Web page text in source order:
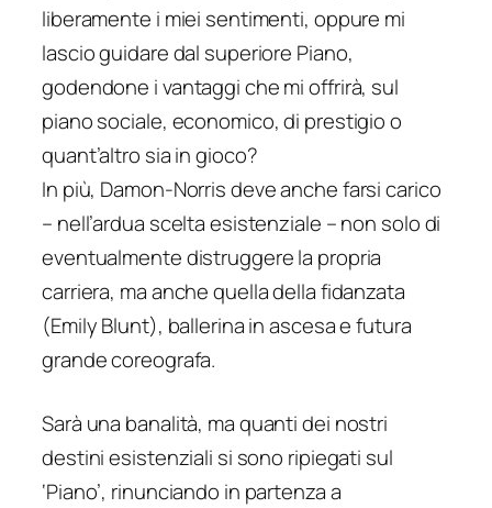
liberamente i miei sentimenti, oppure mi
lascio guidare dal superiore Piano,
godendone i vantaggi che mi offrirà, sul
piano sociale, economico, di prestigio o
quant’altro sia in gioco?
In più, Damon-Norris deve anche farsi carico
– nell’ardua scelta esistenziale – non solo di
eventualmente distruggere la propria
carriera, ma anche quella della fidanzata
(Emily Blunt), ballerina in ascesa e futura
grande coreografa.
Sarà una banalità, ma quanti dei nostri
destini esistenziali si sono ripiegati sul
‘Piano’, rinunciando in partenza a